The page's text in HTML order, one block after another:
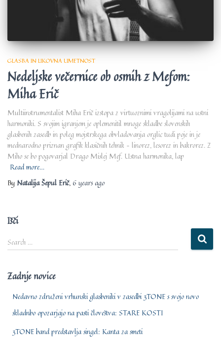
GLASBA IN LIKOVNA UMETNOST
Nedeljske večernice ob osmih z Mefom:
Miha Erič
Multiinstrumentalist Miha Erič izstopa z virtuoznimi vragolijami na ustni
harmoniki. S svojim igranjem je oplemenitil mnoge skladbe slovenskih
glasbenih zasedb in poleg mojstrskega obvladovanja orglic tudi poje in je
mednarodno priznan grafik klasičnih tehnik – linorez, lesorez in bakrorez. Z
Miho se bo pogovarjal Drago Mislej Mef. Ustna harmonika, lap
Read more…
ByNatalija Šepul Erič, 6 yearsago
Išči
S
e
r
c
Search …
Zadnje novice
Nedavno združeni vrhunski glasbeniki v zasedbi 3TONE s svojo novo
skladnbo opozarjajo na pasti človeštva: STARE KOSTI
3TONE band predstavlja singel: Kanta za smeti